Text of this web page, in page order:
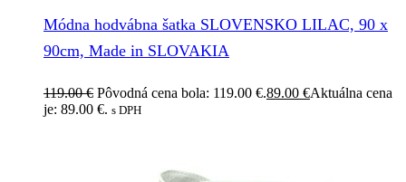
Módna hodvábna šatka SLOVENSKO LILAC, 90 x
90cm, Made in SLOVAKIA
119.00€ Pôvodná cena bola: 119.00 €.89.00 €Aktuálna cena
je: 89.00 €. s DPH